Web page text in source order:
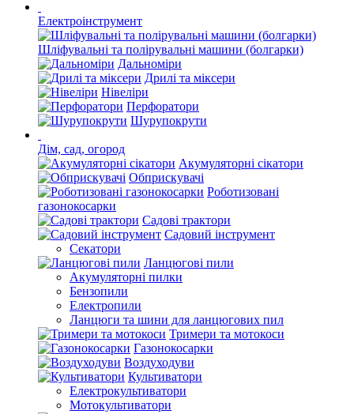
Електроінструмент
Шліфувальні та полірувальні машини (болгарки)
Дальноміри
Дрилі та міксери
Нівеліри
Перфоратори
Шурупокрути
Дім, сад, огород
Акумуляторні сікатори
Обприскувачі
Роботизовані
газонокосарки
Садові трактори
Садовий інструмент
Секатори
Ланцюгові пили
Акумуляторні пилки
Бензопили
Електропили
Ланцюги та шини для ланцюгових пил
Тримери та мотокоси
Газонокосарки
Воздуходуви
Культиватори
Електрокультиватори
Мотокультиватори